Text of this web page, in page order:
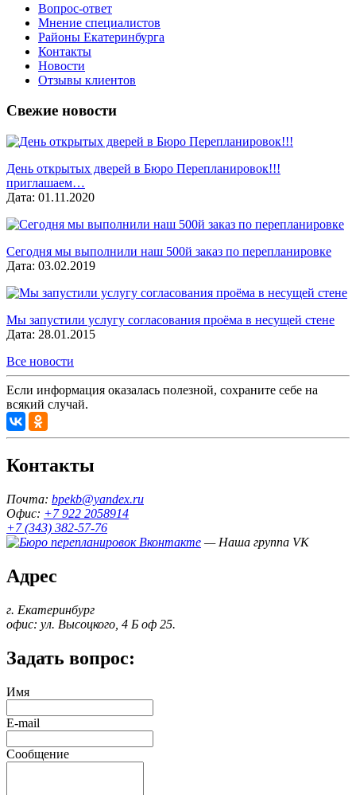
Вопрос-ответ
Мнение специалистов
Районы Екатеринбурга
Контакты
Новости
Отзывы клиентов
Свежие новости
День открытых дверей в Бюро Перепланировок!!!
приглашаем…
Дата: 01.11.2020
Сегодня мы выполнили наш 500й заказ по перепланировке
Дата: 03.02.2019
Мы запустили услугу согласования проёма в несущей стене
Дата: 28.01.2015
Все новости
Если информация оказалась полезной, сохраните себе на
всякий случай.
Контакты
Почта: bpekb@yandex.ru
Офис: +7 922 2058914
+7 (343) 382-57-76
— Наша группа VK
Адрес
г. Екатеринбург
офис: ул. Высоцкого, 4 Б оф 25.
Задать вопрос:
Имя
E-mail
Сообщение